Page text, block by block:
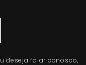
deseja falar conosco,